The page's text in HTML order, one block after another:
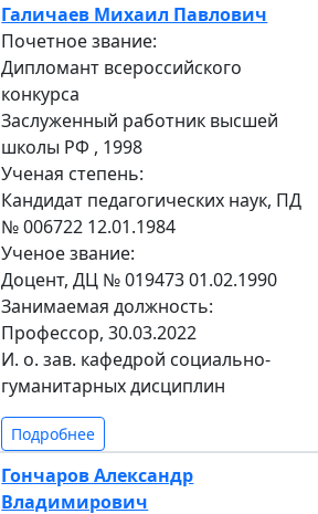
Галичаев Михаил Павлович
Почетное звание:
Дипломант всероссийского
конкурса
Заслуженный работник высшей
школы РФ , 1998
Ученая степень:
Кандидат педагогических наук, ПД
№ 006722 12.01.1984
Ученое звание:
Доцент, ДЦ № 019473 01.02.1990
Занимаемая должность:
Профессор, 30.03.2022
И. о. зав. кафедрой социально-
гуманитарных дисциплин
Подробнее
Гончаров Александр
Владимирович